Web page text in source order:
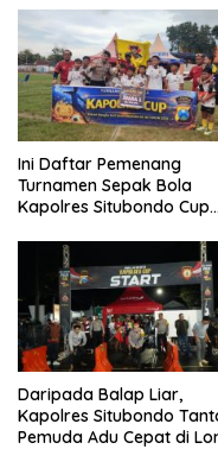
Ini Daftar Pemenang
Turnamen Sepak Bola
Kapolres Situbondo Cup
10 Tahun
Daripada Balap Liar,
Kapolres Situbondo
Pemuda Adu Cepat di